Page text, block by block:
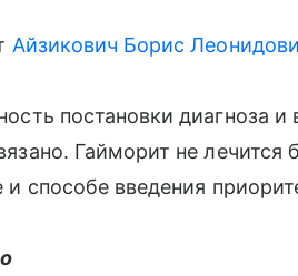
Айзикович Борис
постановки диагноза
Гайморит не лечится
и способе введения